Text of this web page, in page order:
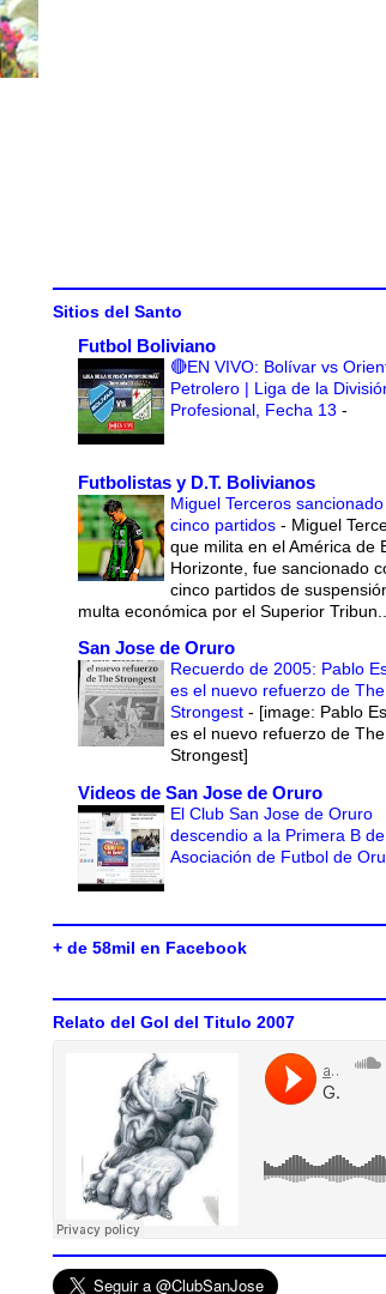
Sitios del Santo
Futbol Boliviano
🔴EN VIVO: Bolívar vs
Petrolero | Liga de la
Profesional, Fecha 13 -
Futbolistas y D.T. Bolivianos
Miguel Terceros
cinco partidos - Miguel
que milita en el América de
Horizonte, fue sancionado
cinco partidos de
multa económica por el Superior
San Jose de Oruro
Recuerdo de 2005: Pablo
es el nuevo refuerzo de The
Strongest - [image: Pablo
es el nuevo refuerzo de The
Strongest]
Videos de San Jose de Oruro
El Club San Jose de Oruro
descendio a la Primera B
Asociación de Futbol de
+ de 58mil en Facebook
Relato del Gol del Titulo 2007